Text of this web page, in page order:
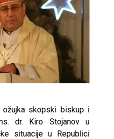
ožujka skopski biskup i
dr. Kiro Stojanov u
situacije u Republici